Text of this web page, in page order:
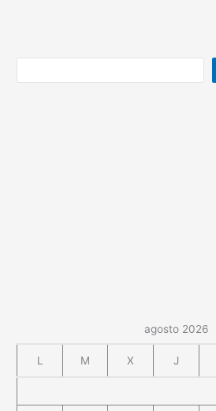
agosto 2026
L M X J